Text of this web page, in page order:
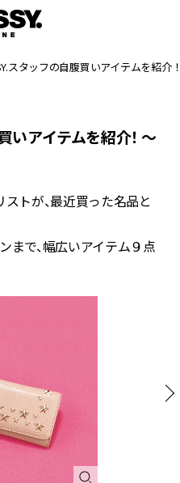
スタッフの自腹買いアイテムを紹介
いアイテムを紹介！ ～
トが、最近買った名品と
まで、幅広いアイテム９点